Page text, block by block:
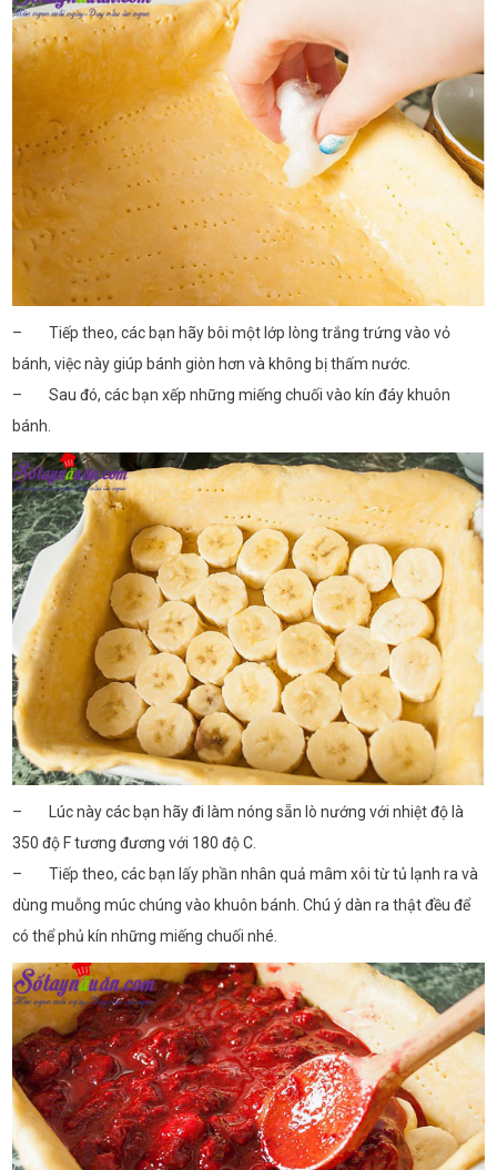
– Tiếp theo, các bạn hãy bôi một lớp lòng trắng trứng vào vỏ
bánh, việc này giúp bánh giòn hơn và không bị thấm nước.
– Sau đó, các bạn xếp những miếng chuối vào kín đáy khuôn
bánh.
– Lúc này các bạn hãy đi làm nóng sẵn lò nướng với nhiệt độ là
350 độ F tương đương với 180 độ C.
– Tiếp theo, các bạn lấy phần nhân quả mâm xôi từ tủ lạnh ra và
dùng muỗng múc chúng vào khuôn bánh. Chú ý dàn ra thật đều để
có thể phủ kín những miếng chuối nhé.